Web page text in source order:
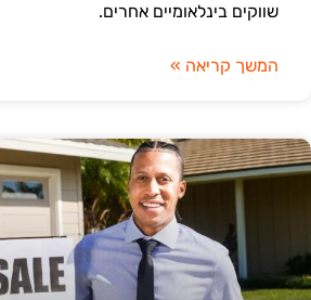
שווקים בינלאומיים אחרים.
המשך קריאה »